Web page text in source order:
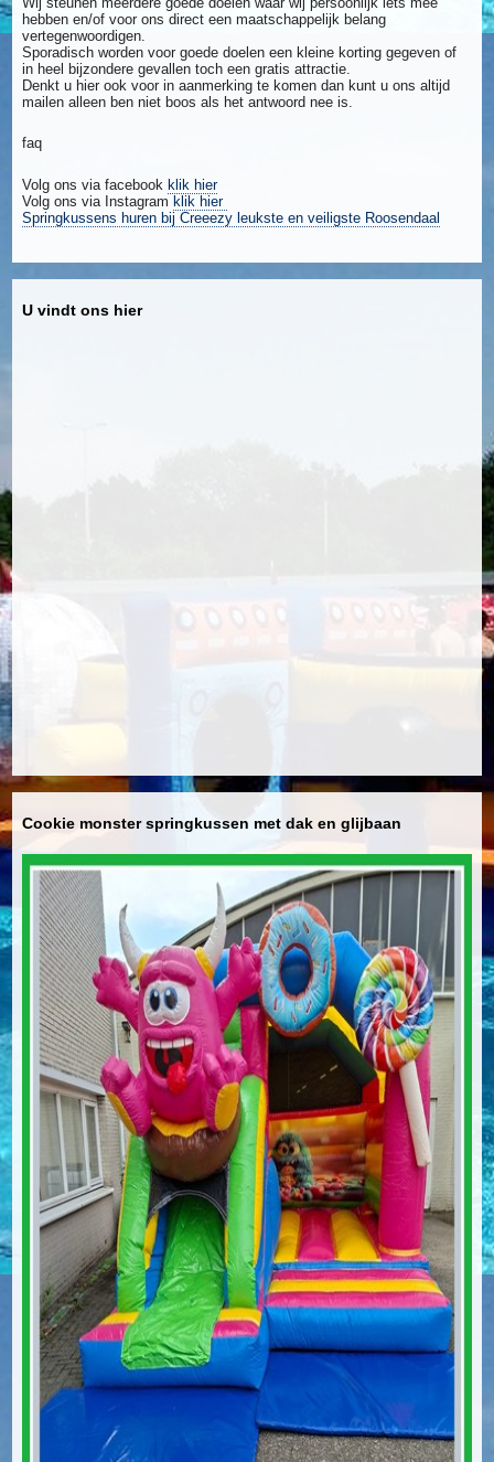
hebben en/of voor ons direct een maatschappelijk belang
vertegenwoordigen.
Sporadisch worden voor goede doelen een kleine korting gegeven of
in heel bijzondere gevallen toch een gratis attractie.
Denkt u hier ook voor in aanmerking te komen dan kunt u ons altijd
mailen alleen ben niet boos als het antwoord nee is.
faq
Volg ons via facebook klik hier
Volg ons via Instagram klik hier
Springkussens huren bij Creeezy leukste en veiligste Roosendaal
U vindt ons hier
Cookie monster springkussen met dak en glijbaan